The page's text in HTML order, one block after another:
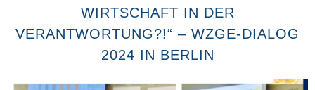
WIRTSCHAFT IN DER
VERANTWORTUNG?!“ – WZGE-DIALOG
2024 IN BERLIN